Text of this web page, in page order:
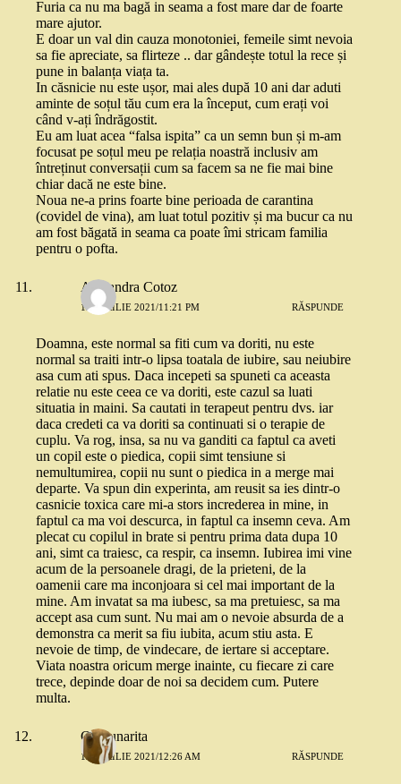
Furia ca nu ma bagă in seama a fost mare dar de foarte
mare ajutor.
E doar un val din cauza monotoniei, femeile simt nevoia
sa fie apreciate, sa flirteze .. dar gândește totul la rece și
pune in balanța viața ta.
In căsnicie nu este ușor, mai ales după 10 ani dar aduti
aminte de soțul tău cum era la început, cum erați voi
când v-ați îndrăgostit.
Eu am luat acea “falsa ispita” ca un semn bun și m-am
focusat pe soțul meu pe relația noastră inclusiv am
întreținut conversații cum sa facem sa ne fie mai bine
chiar dacă ne este bine.
Noua ne-a prins foarte bine perioada de carantina
(covidel de vina), am luat totul pozitiv și ma bucur ca nu
am fost băgată in seama ca poate îmi stricam familia
pentru o pofta.
Alexandra Cotoz
12 APRILIE 2021/11:21 PM RĂSPUNDE
Doamna, este normal sa fiti cum va doriti, nu este
normal sa traiti intr-o lipsa toatala de iubire, sau neiubire
asa cum ati spus. Daca incepeti sa spuneti ca aceasta
relatie nu este ceea ce va doriti, este cazul sa luati
situatia in maini. Sa cautati in terapeut pentru dvs. iar
daca credeti ca va doriti sa continuati si o terapie de
cuplu. Va rog, insa, sa nu va ganditi ca faptul ca aveti
un copil este o piedica, copii simt tensiune si
nemultumirea, copii nu sunt o piedica in a merge mai
departe. Va spun din experinta, am reusit sa ies dintr-o
casnicie toxica care mi-a stors increderea in mine, in
faptul ca ma voi descurca, in faptul ca insemn ceva. Am
plecat cu copilul in brate si pentru prima data dupa 10
ani, simt ca traiesc, ca respir, ca insemn. Iubirea imi vine
acum de la persoanele dragi, de la prieteni, de la
oamenii care ma inconjoara si cel mai important de la
mine. Am invatat sa ma iubesc, sa ma pretuiesc, sa ma
accept asa cum sunt. Nu mai am o nevoie absurda de a
demonstra ca merit sa fiu iubita, acum stiu asta. E
nevoie de timp, de vindecare, de iertare si acceptare.
Viata noastra oricum merge inainte, cu fiecare zi care
trece, depinde doar de noi sa decidem cum. Putere
multa.
Capsunarita
13 APRILIE 2021/12:26 AM RĂSPUNDE